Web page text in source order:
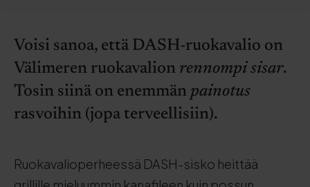
Voisi sanoa, että DASH-ruokavalio on
Välimeren ruokavalion rennompi sisar.
Tosin siinä on enemmän painotus
rasvoihin (jopa terveellisiin).
Ruokavalioperheessä DASH-sisko heittää